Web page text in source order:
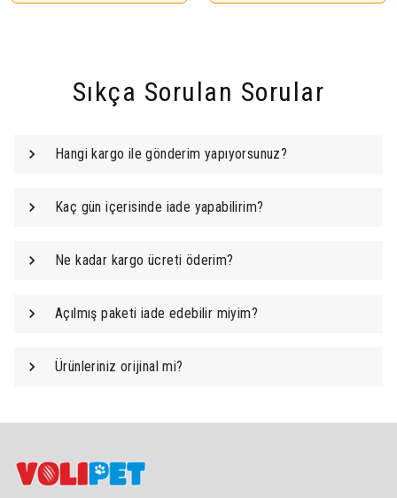
Sıkça Sorulan Sorular
Hangi kargo ile gönderim yapıyorsunuz?
Kaç gün içerisinde iade yapabilirim?
Ne kadar kargo ücreti öderim?
Açılmış paketi iade edebilir miyim?
Ürünleriniz orijinal mi?